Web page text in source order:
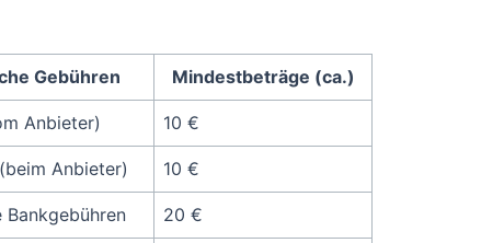
Gebühren Mindestbeträge (ca.)
Anbieter) 10 €
Anbieter) 10 €
Bankgebühren 20 €